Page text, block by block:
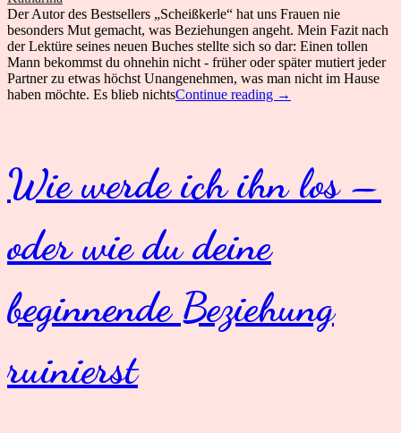
Der Autor des Bestsellers „Scheißkerle“ hat uns Frauen nie
besonders Mut gemacht, was Beziehungen angeht. Mein Fazit nach
der Lektüre seines neuen Buches stellte sich so dar: Einen tollen
Mann bekommst du ohnehin nicht - früher oder später mutiert jeder
Partner zu etwas höchst Unangenehmen, was man nicht im Hause
haben möchte. Es blieb nichtsContinue reading Diese
gefährlich
werden
→
Wie werde ich ihn los –
oder wie du deine
beginnende Beziehung
ruinierst